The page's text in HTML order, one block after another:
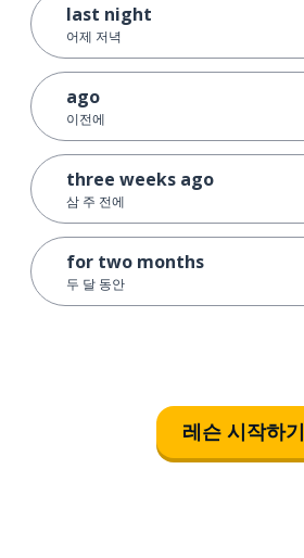
last night
어제 저녁
ago
이전에
three weeks ago
삼 주 전에
for two months
두 달 동안
레슨 시작하기